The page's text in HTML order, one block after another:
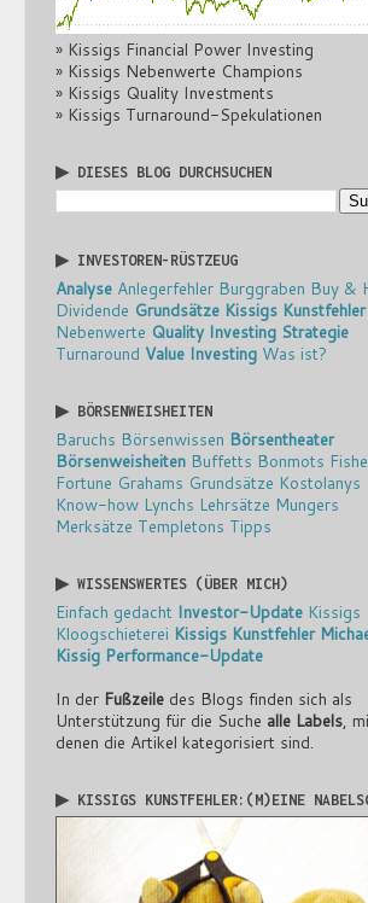
» Kissigs Financial Power Investing
» Kissigs Nebenwerte Champions
» Kissigs Quality Investments
» Kissigs Turnaround-Spekulationen
▶ DIESES BLOG DURCHSUCHEN
▶ INVESTOREN-RÜSTZEUG
Analyse Anlegerfehler Burggraben Buy &
Dividende Grundsätze Kissigs Kunstfehler
Nebenwerte Quality Investing Strategie
Turnaround Value Investing Was ist?
▶ BÖRSENWEISHEITEN
Baruchs Börsenwissen Börsentheater
Börsenweisheiten Buffetts Bonmots
Fortune Grahams Grundsätze Kostolanys
Know-how Lynchs Lehrsätze Mungers
Merksätze Templetons Tipps
▶ WISSENSWERTES (ÜBER MICH)
Einfach gedacht Investor-Update Kissigs
Kloogschieterei Kissigs Kunstfehler
Kissig Performance-Update
In der Fußzeile des Blogs finden sich als
Unterstützung für die Suche alle Labels ,
denen die Artikel kategorisiert sind.
▶ KISSIGS KUNSTFEHLER:(M)EINE